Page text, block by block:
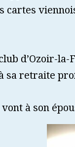
d’Ozoir-
sa retraite
à son